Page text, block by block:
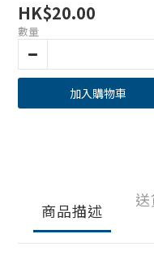
HK$20.00
數量
加入購物車
商品描述